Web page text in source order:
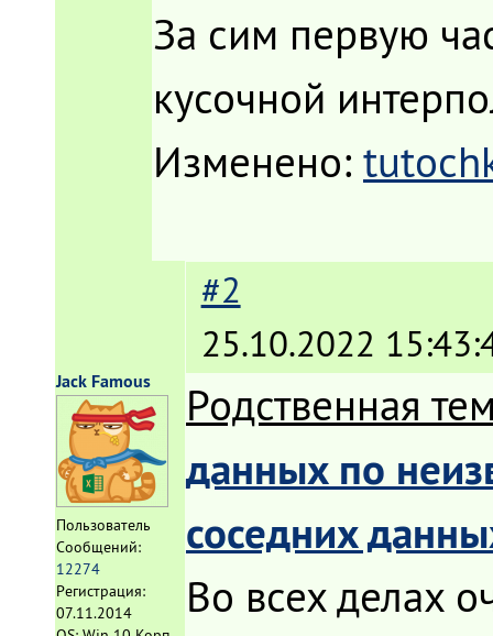
За сим первую
кусочной
Изменено:
Jack Famous
Пользователь
Сообщений:
12274
Регистрация:
07.11.2014
#2
25.10.2022
Родственная
данных по
соседних
Во всех делах